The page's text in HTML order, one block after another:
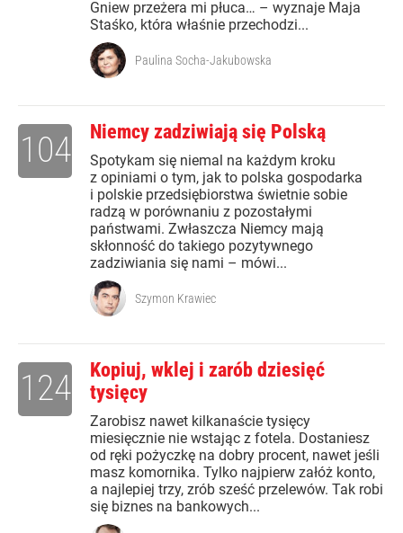
Gniew przeżera mi płuca… – wyznaje Maja
Staśko, która właśnie przechodzi...
Paulina Socha-Jakubowska
Niemcy zadziwiają się Polską
Spotykam się niemal na każdym kroku
z opiniami o tym, jak to polska gospodarka
i polskie przedsiębiorstwa świetnie sobie
radzą w porównaniu z pozostałymi
państwami. Zwłaszcza Niemcy mają
skłonność do takiego pozytywnego
zadziwiania się nami – mówi...
104
Szymon Krawiec
Kopiuj, wklej i zarób dziesięć
tysięcy
Zarobisz nawet kilkanaście tysięcy
miesięcznie nie wstając z fotela. Dostaniesz
od ręki pożyczkę na dobry procent, nawet jeśli
masz komornika. Tylko najpierw załóż konto,
a najlepiej trzy, zrób sześć przelewów. Tak robi
się biznes na bankowych...
124